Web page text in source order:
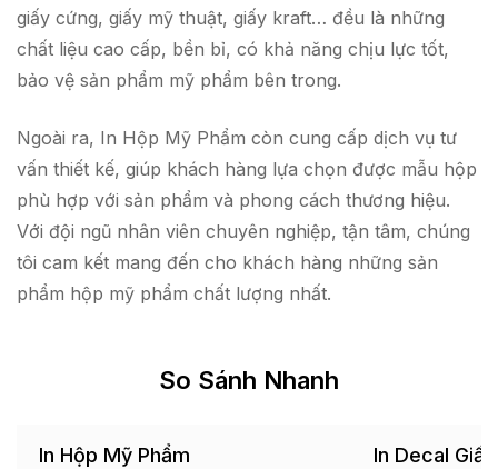
giấy cứng, giấy mỹ thuật, giấy kraft… đều là những
chất liệu cao cấp, bền bỉ, có khả năng chịu lực tốt,
bảo vệ sản phẩm mỹ phẩm bên trong.
Ngoài ra, In Hộp Mỹ Phẩm còn cung cấp dịch vụ tư
vấn thiết kế, giúp khách hàng lựa chọn được mẫu hộp
phù hợp với sản phẩm và phong cách thương hiệu.
Với đội ngũ nhân viên chuyên nghiệp, tận tâm, chúng
tôi cam kết mang đến cho khách hàng những sản
phẩm hộp mỹ phẩm chất lượng nhất.
So Sánh Nhanh
In Hộp Mỹ Phẩm In Decal Giấy